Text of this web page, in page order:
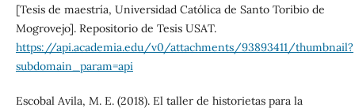
[Tesis de maestría, Universidad Católica de Santo Toribio de
Mogrovejo]. Repositorio de Tesis USAT.
https://api.academia.edu/v0/attachments/93893411/thumbnail?
subdomain_param=api
Escobal Avila, M. E. (2018). El taller de historietas para la